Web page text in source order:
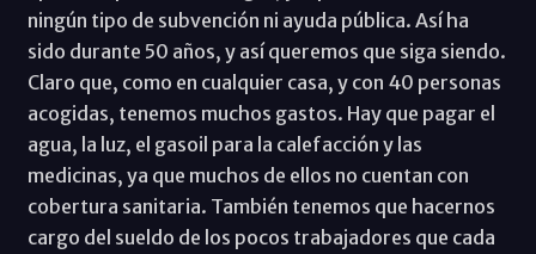
ningún tipo de subvención ni ayuda pública. Así ha
sido durante 50 años, y así queremos que siga siendo.
Claro que, como en cualquier casa, y con 40 personas
acogidas, tenemos muchos gastos. Hay que pagar el
agua, la luz, el gasoil para la calefacción y las
medicinas, ya que muchos de ellos no cuentan con
cobertura sanitaria. También tenemos que hacernos
cargo del sueldo de los pocos trabajadores que cada